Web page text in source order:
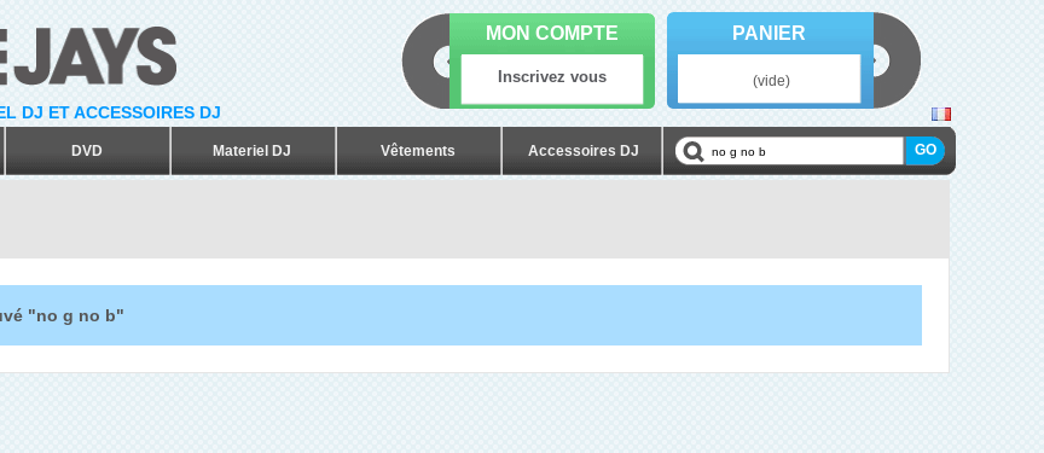
DJ ET ACCESSOIRES DJ
DVD Materiel DJ Vêtements Accessoires DJ
MON COMPTE
Inscrivez vous
PANIER
(vide)
"no g no b"